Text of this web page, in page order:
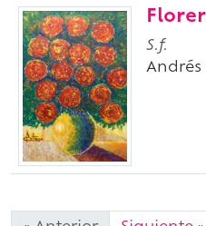
S.f.
Andrés